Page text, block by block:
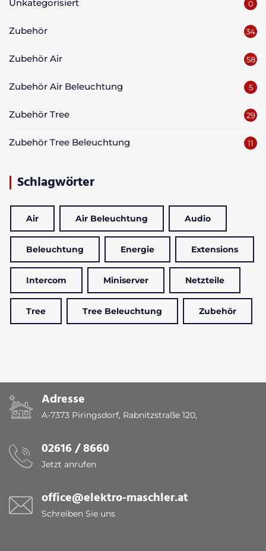
Unkategorisiert 0
Zubehör 34
Zubehör Air 58
Zubehör Air Beleuchtung 5
Zubehör Tree 29
Zubehör Tree Beleuchtung 11
Schlagwörter
Air Air Beleuchtung Audio
Beleuchtung Energie Extensions
Intercom Miniserver Netzteile
Tree Tree Beleuchtung Zubehör
Adresse
A-7373 Piringsdorf, Rabnitzstraße 120,
02616 / 8660
Jetzt anrufen
office@elektro-maschler.at
Schreiben Sie uns